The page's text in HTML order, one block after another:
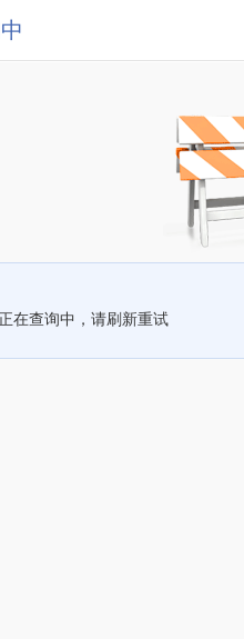
在查询中，请刷新重试